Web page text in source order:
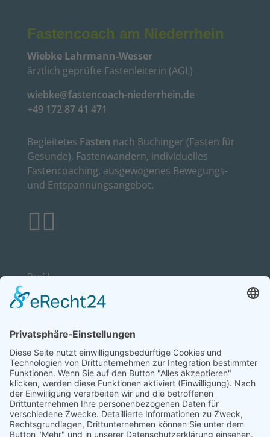
Fastencoach am Niederrhein
Wiebke Lahrmann-Wesser
ärztlich geprüfte Fastenleiterin (AGL)
wiebke@fastencoach-niederrhein.de
+49 172 87 41 471
Begleitetes Fasten nach Buchinger (Fasten für
Gesunde), Fastenwandern, individuelles
Fastencoaching, ausgewogenes Bewegungs-
und Entspannungsangebot.
 
Profil
Fastenwandern
Fastencoaching
Niederrhein
Blog
Kontakt
Feedback
Allgemeine Geschäfts­bedingungen